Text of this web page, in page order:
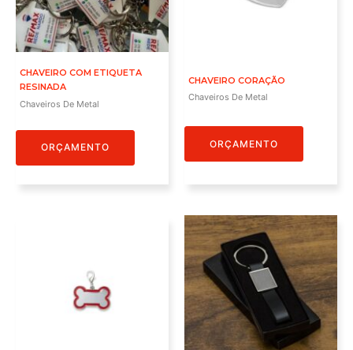
CHAVEIRO COM ETIQUETA
RESINADA
Chaveiros De Metal
ORÇAMENTO
CHAVEIRO CORAÇÃO
Chaveiros De Metal
ORÇAMENTO